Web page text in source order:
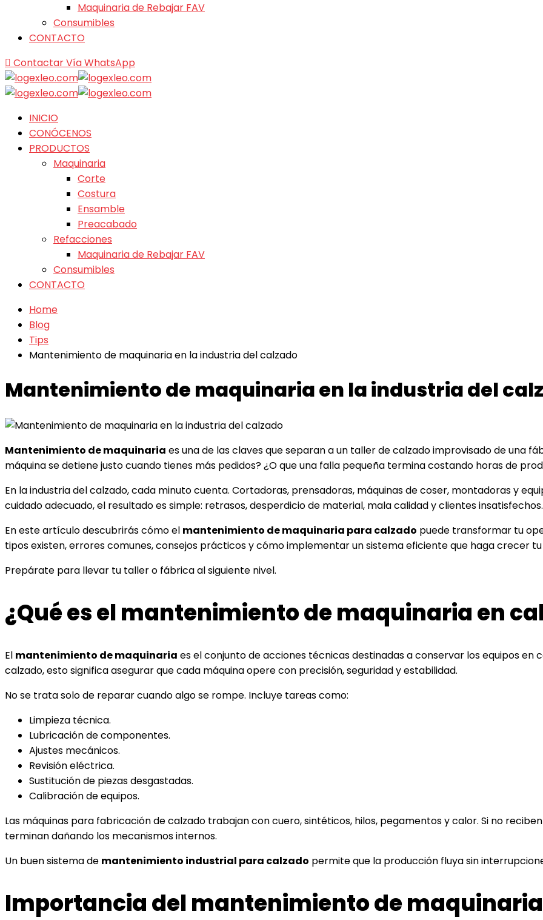
Maquinaria de Rebajar FAV
Consumibles
CONTACTO
Contactar Vía WhatsApp
INICIO
CONÓCENOS
PRODUCTOS
Maquinaria
Corte
Costura
Ensamble
Preacabado
Refacciones
Maquinaria de Rebajar FAV
Consumibles
CONTACTO
Home
Blog
Tips
Mantenimiento de maquinaria en la industria del calzado
Mantenimiento de maquinaria en la industria del
Mantenimiento de maquinaria es una de las claves que separan a un taller de calzado improvisado de una
máquina se detiene justo cuando tienes más pedidos? ¿O que una falla pequeña termina costando horas de
En la industria del calzado, cada minuto cuenta. Cortadoras, prensadoras, máquinas de coser, montadoras y
cuidado adecuado, el resultado es simple: retrasos, desperdicio de material, mala calidad y clientes insatisfechos.
En este artículo descubrirás cómo el mantenimiento de maquinaria para calzado puede transformar tu
tipos existen, errores comunes, consejos prácticos y cómo implementar un sistema eficiente que haga crecer
Prepárate para llevar tu taller o fábrica al siguiente nivel.
¿Qué es el mantenimiento de maquinaria en
El mantenimiento de maquinaria es el conjunto de acciones técnicas destinadas a conservar los equipos
calzado, esto significa asegurar que cada máquina opere con precisión, seguridad y estabilidad.
No se trata solo de reparar cuando algo se rompe. Incluye tareas como:
Limpieza técnica.
Lubricación de componentes.
Ajustes mecánicos.
Revisión eléctrica.
Sustitución de piezas desgastadas.
Calibración de equipos.
Las máquinas para fabricación de calzado trabajan con cuero, sintéticos, hilos, pegamentos y calor. Si no
terminan dañando los mecanismos internos.
Un buen sistema de mantenimiento industrial para calzado permite que la producción fluya sin
Importancia del mantenimiento de